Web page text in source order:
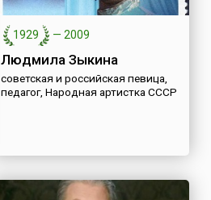
1929 — 2009
Людмила Зыкина
советская и российская певица,
педагог, Народная артистка СССР